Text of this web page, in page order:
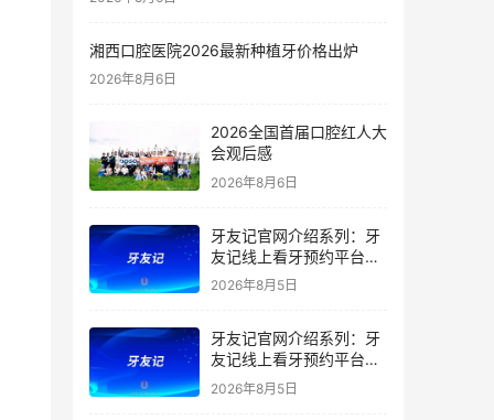
湘西口腔医院2026最新种植牙价格出炉
2026年8月6日
2026全国首届口腔红人大
会观后感
2026年8月6日
牙友记官网介绍系列：牙
友记线上看牙预约平台是
干什么的？靠谱吗？
2026年8月5日
牙友记官网介绍系列：牙
友记线上看牙预约平台让
看牙不再靠运气
2026年8月5日